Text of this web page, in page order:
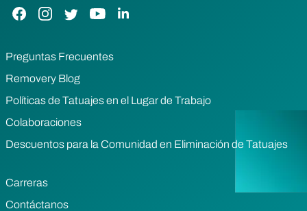
Enlace de Facebook
Enlace de Instagram
Enlace de Twitter
Enlace de YouTube
Enlace de LinkedIn
Preguntas Frecuentes
Removery Blog
Políticas de Tatuajes en el Lugar de Trabajo
Colaboraciones
Descuentos para la Comunidad en Eliminación de Tatuajes
Carreras
Contáctanos